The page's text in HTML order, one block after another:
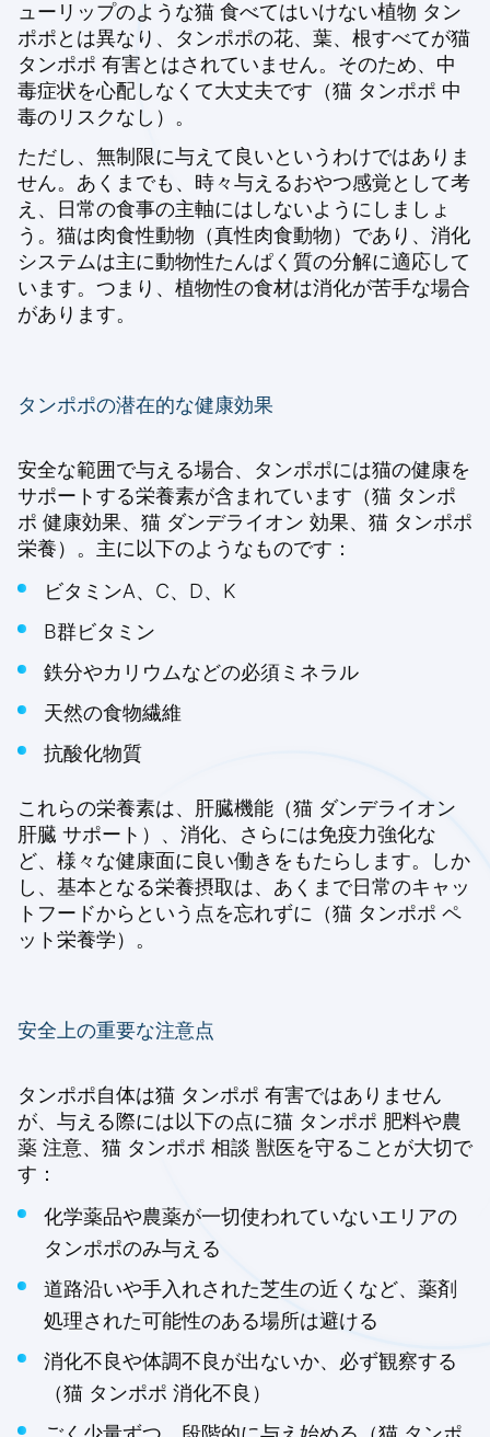
ューリップのような猫 食べてはいけない植物 タン
ポポとは異なり、タンポポの花、葉、根すべてが猫
タンポポ 有害とはされていません。そのため、中
毒症状を心配しなくて大丈夫です（猫 タンポポ 中
毒のリスクなし）。
ただし、無制限に与えて良いというわけではありま
せん。あくまでも、時々与えるおやつ感覚として考
え、日常の食事の主軸にはしないようにしましょ
う。猫は肉食性動物（真性肉食動物）であり、消化
システムは主に動物性たんぱく質の分解に適応して
います。つまり、植物性の食材は消化が苦手な場合
があります。
タンポポの潜在的な健康効果
安全な範囲で与える場合、タンポポには猫の健康を
サポートする栄養素が含まれています（猫 タンポ
ポ 健康効果、猫 ダンデライオン 効果、猫 タンポポ
栄養）。主に以下のようなものです：
ビタミンA、C、D、K
B群ビタミン
鉄分やカリウムなどの必須ミネラル
天然の食物繊維
抗酸化物質
これらの栄養素は、肝臓機能（猫 ダンデライオン
肝臓 サポート）、消化、さらには免疫力強化な
ど、様々な健康面に良い働きをもたらします。しか
し、基本となる栄養摂取は、あくまで日常のキャッ
トフードからという点を忘れずに（猫 タンポポ ペ
ット栄養学）。
安全上の重要な注意点
タンポポ自体は猫 タンポポ 有害ではありません
が、与える際には以下の点に猫 タンポポ 肥料や農
薬 注意、猫 タンポポ 相談 獣医を守ることが大切で
す：
化学薬品や農薬が一切使われていないエリアの
タンポポのみ与える
道路沿いや手入れされた芝生の近くなど、薬剤
処理された可能性のある場所は避ける
消化不良や体調不良が出ないか、必ず観察する
（猫 タンポポ 消化不良）